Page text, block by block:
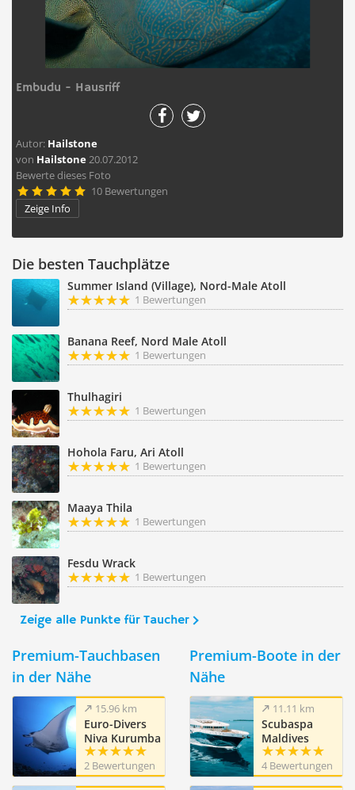
Embudu - Hausriff
Autor: Hailstone
von Hailstone20.07.2012
Bewerte dieses Foto
     10 Bewertungen
Zeige Info
Die besten Tauchplätze
Summer Island (Village), Nord-Male Atoll
1 Bewertungen
Banana Reef, Nord Male Atoll
1 Bewertungen
Thulhagiri
1 Bewertungen
Hohola Faru, Ari Atoll
1 Bewertungen
Maaya Thila
1 Bewertungen
Fesdu Wrack
1 Bewertungen
Zeige alle Punkte für Taucher
Premium-Tauchbasen
in der Nähe
15.96 km
Euro-Divers
Niva Kurumba
Maldives
2 Bewertungen
Premium-Boote in der
Nähe
11.11 km
Scubaspa
Maldives
4 Bewertungen